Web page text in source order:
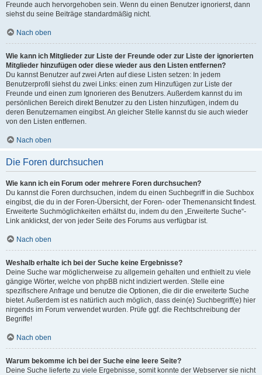
Freunde auch hervorgehoben sein. Wenn du einen Benutzer ignorierst, dann
siehst du seine Beiträge standardmäßig nicht.
Nach oben
Wie kann ich Mitglieder zur Liste der Freunde oder zur Liste der ignorierten
Mitglieder hinzufügen oder diese wieder aus den Listen entfernen?
Du kannst Benutzer auf zwei Arten auf diese Listen setzen: In jedem
Benutzerprofil siehst du zwei Links: einen zum Hinzufügen zur Liste der
Freunde und einen zum Ignorieren des Benutzers. Außerdem kannst du im
persönlichen Bereich direkt Benutzer zu den Listen hinzufügen, indem du
deren Benutzernamen eingibst. An gleicher Stelle kannst du sie auch wieder
von den Listen entfernen.
Nach oben
Die Foren durchsuchen
Wie kann ich ein Forum oder mehrere Foren durchsuchen?
Du kannst die Foren durchsuchen, indem du einen Suchbegriff in die Suchbox
eingibst, die du in der Foren-Übersicht, der Foren- oder Themenansicht findest.
Erweiterte Suchmöglichkeiten erhältst du, indem du den „Erweiterte Suche“-
Link anklickst, der von jeder Seite des Forums aus verfügbar ist.
Nach oben
Weshalb erhalte ich bei der Suche keine Ergebnisse?
Deine Suche war möglicherweise zu allgemein gehalten und enthielt zu viele
gängige Wörter, welche von phpBB nicht indiziert werden. Stelle eine
spezifischere Anfrage und benutze die Optionen, die dir die erweiterte Suche
bietet. Außerdem ist es natürlich auch möglich, dass dein(e) Suchbegriff(e) hier
nirgends im Forum verwendet wurden. Prüfe ggf. die Rechtschreibung der
Begriffe!
Nach oben
Warum bekomme ich bei der Suche eine leere Seite?
Deine Suche lieferte zu viele Ergebnisse, somit konnte der Webserver sie nicht